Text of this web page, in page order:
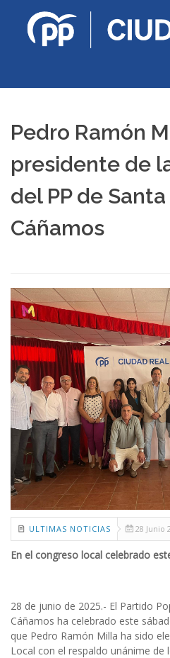
Pedro Ramón
presidente de
del PP de
Cáñamos
ULTIMAS NOTICIAS 28 Junio
En el congreso local celebrado
28 de junio de 2025.- El Partido
Cáñamos ha celebrado este
que Pedro Ramón Milla ha sido
Local con el respaldo unánime de